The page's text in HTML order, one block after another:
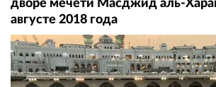
дворе мечети Масджид аль-
августе 2018 года